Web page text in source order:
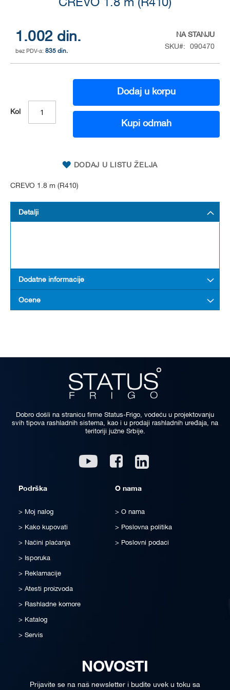
CREVO 1.8 m (R410)
1.002 din.
835 din.
NA STANJU
SKU
090470
Kol
Dodaj u korpu
Kupi odmah
DODAJ U LISTU ŽELJA
CREVO 1.8 m (R410)
of
the
images
gallery
Detalji
Dodatne informacije
Ocene
Dobro došli na stranicu firme Status-Frigo, vodeću u projektovanju
svih tipova rashladnih sistema, kao i u prodaji rashladnih uređaja, na
teritoriji južne Srbije.
Youtube Facebook
Podrška
Moj nalog
Kako kupovati
Načini plaćanja
Isporuka
Reklamacije
Atesti proizvoda
Rashladne komore
Katalog
Servis
O nama
O nama
Poslovna politika
Poslovni podaci
NOVOSTI
Prijavite se na naš newsletter i budite uvek u toku sa